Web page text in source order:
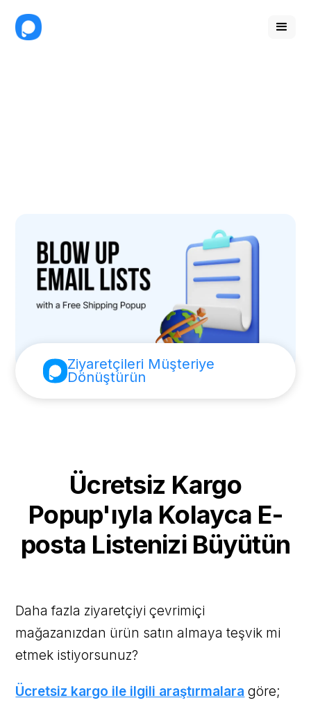
Ziyaretçileri Müşteriye
Dönüştürün
Ücretsiz Kargo
Popup'ıyla Kolayca E-
posta Listenizi Büyütün
Daha fazla ziyaretçiyi çevrimiçi
mağazanızdan ürün satın almaya teşvik mi
etmek istiyorsunuz?
Ücretsiz kargo ile ilgili araştırmalara göre;